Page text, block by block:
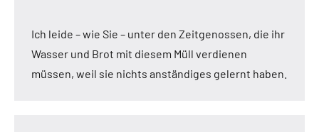
Ich leide – wie Sie – unter den Zeitgenossen, die ihr
Wasser und Brot mit diesem Müll verdienen
müssen, weil sie nichts anständiges gelernt haben.